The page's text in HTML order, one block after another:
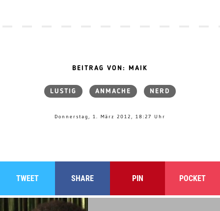
BEITRAG VON: MAIK
LUSTIG ANMACHE NERD
Donnerstag, 1. März 2012, 18:27 Uhr
TWEET SHARE PIN POCKET